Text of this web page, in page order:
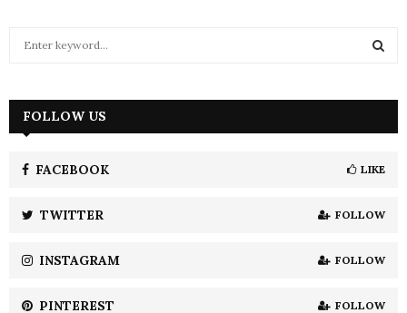
h
H
FOLLOW US
FACEBOOK LIKE
TWITTER FOLLOW
INSTAGRAM FOLLOW
PINTEREST FOLLOW